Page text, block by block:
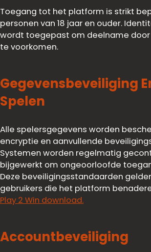
Toegang tot het platform is strikt
personen van 18 jaar en ouder.
wordt toegepast om deelname
te voorkomen.
Gegevensbeveiliging
Spelen
Alle spelersgegevens worden
encryptie en aanvullende
Systemen worden regelmatig
bijgewerkt om ongeoorloofde
Deze beveiligingsstandaarden
gebruikers die het platform
Play 2 Win download.
Accountbeveiliging